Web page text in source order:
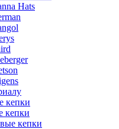
Hats
кепки
кепки
кепки